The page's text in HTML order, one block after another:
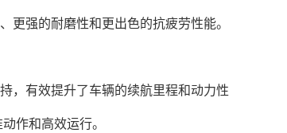
更强的耐磨性和更出色的抗疲劳性能。
，有效提升了车辆的续航里程和动力性
作和高效运行。